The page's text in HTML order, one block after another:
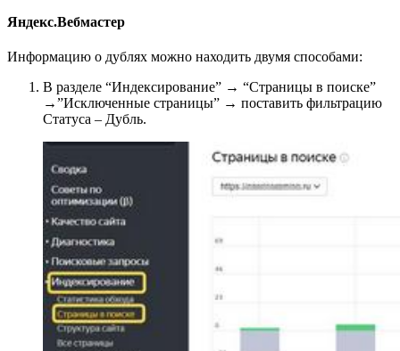
Яндекс.Вебмастер
Информацию о дублях можно находить двумя способами:
В разделе “Индексирование” → “Страницы в поиске”
→”Исключенные страницы” → поставить фильтрацию
Статуса – Дубль.